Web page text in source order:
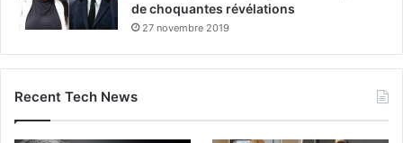
de choquantes révélations
27 novembre 2019
Recent Tech News